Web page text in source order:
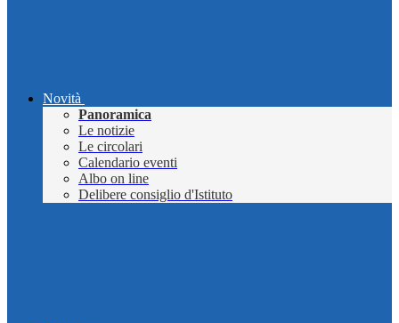
Novità
Panoramica
Le notizie
Le circolari
Calendario eventi
Albo on line
Delibere consiglio d'Istituto